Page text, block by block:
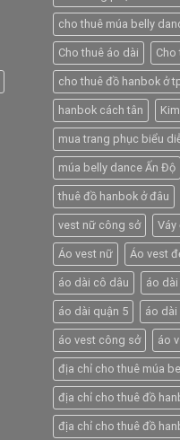
cho thuê múa belly
Cho thuê áo dài Cho
cho thuê đồ hanbok ở
hanbok cách tân
mua trang phục biểu
múa belly dance Ấn Độ
thuê đồ hanbok ở đâu
vest nữ công sở Váy
Áo vest nữ Áo vest
áo dài cô dâu áo
áo dài quận 5 áo dài
áo vest công sở áo
địa chỉ cho thuê múa
địa chỉ cho thuê đồ
địa chỉ cho thuê đồ